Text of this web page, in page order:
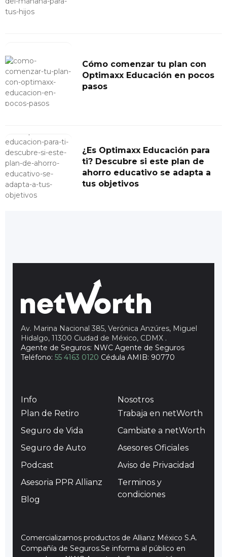
Cómo comenzar tu plan con
Optimaxx Educación en pocos
pasos
¿Es Optimaxx Educación para
ti? Descubre si este plan de
ahorro educativo se adapta a
tus objetivos
Av. Marina Nacional 385, Verónica Anzúres, Miguel
Hidalgo, 11300 Ciudad de México, CDMX .
Agente de Seguros: NWC Agente de Seguros
Teléfono: 55 4163 0120 Cédula AMIB: 90770
Info
Plan de Retiro
Seguro de Vida
Seguro de Auto
Podcast
Asesoria PPR Allianz
Blog
Nosotros
Trabaja en netWorth
Cambiate a netWorth
Asesores Oficiales
Aviso de Privacidad
Terminos y
condiciones
Comercializamos productos de Allianz México S.A.
Compañía de Seguros.Se informa al público en